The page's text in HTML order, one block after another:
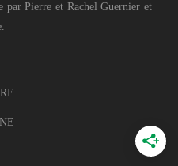
par Pierre et Rachel Guernier et